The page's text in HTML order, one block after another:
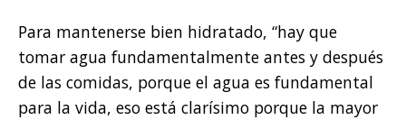
Para mantenerse bien hidratado, “hay que
tomar agua fundamentalmente antes y después
de las comidas, porque el agua es fundamental
para la vida, eso está clarísimo porque la mayor